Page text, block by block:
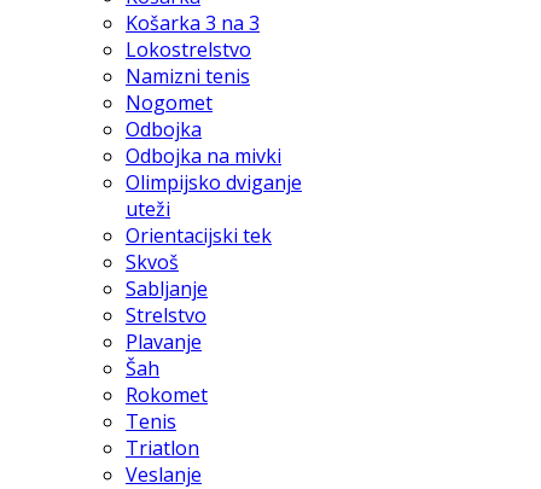
Košarka 3 na 3
Lokostrelstvo
Namizni tenis
Nogomet
Odbojka
Odbojka na mivki
Olimpijsko dviganje
uteži
Orientacijski tek
Skvoš
Sabljanje
Strelstvo
Plavanje
Šah
Rokomet
Tenis
Triatlon
Veslanje